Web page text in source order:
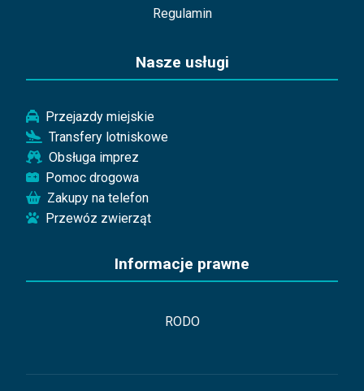
Regulamin
Nasze usługi
Przejazdy miejskie
Transfery lotniskowe
Obsługa imprez
Pomoc drogowa
Zakupy na telefon
Przewóz zwierząt
Informacje prawne
RODO